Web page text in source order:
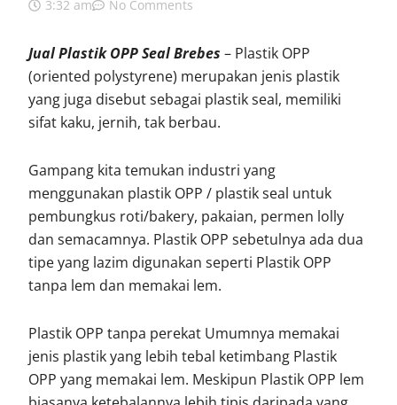
3:32 am
No Comments
Jual Plastik OPP Seal Brebes – Plastik OPP
(oriented polystyrene) merupakan jenis plastik
yang juga disebut sebagai plastik seal, memiliki
sifat kaku, jernih, tak berbau.
Gampang kita temukan industri yang
menggunakan plastik OPP / plastik seal untuk
pembungkus roti/bakery, pakaian, permen lolly
dan semacamnya. Plastik OPP sebetulnya ada dua
tipe yang lazim digunakan seperti Plastik OPP
tanpa lem dan memakai lem.
Plastik OPP tanpa perekat Umumnya memakai
jenis plastik yang lebih tebal ketimbang Plastik
OPP yang memakai lem. Meskipun Plastik OPP lem